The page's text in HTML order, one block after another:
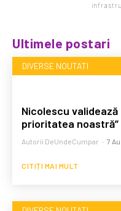
Ultimele postari
DIVERSE NOUTATI
Nicolescu
prioritatea noastră”
Autorii DeUndeCumpar - 7
CITIȚI MAI MULT